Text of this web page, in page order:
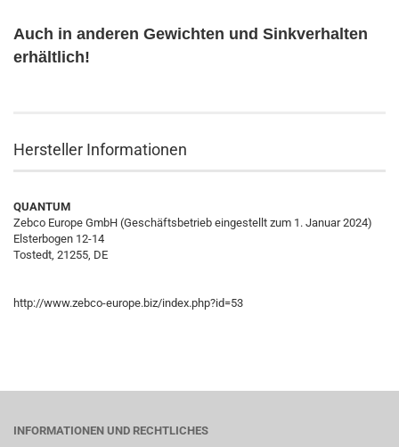
Auch in anderen Gewichten und Sinkverhalten
erhältlich!
Hersteller Informationen
QUANTUM
Zebco Europe GmbH (Geschäftsbetrieb eingestellt zum 1. Januar 2024)
Elsterbogen 12-14
Tostedt, 21255, DE
http://www.zebco-europe.biz/index.php?id=53
INFORMATIONEN UND RECHTLICHES